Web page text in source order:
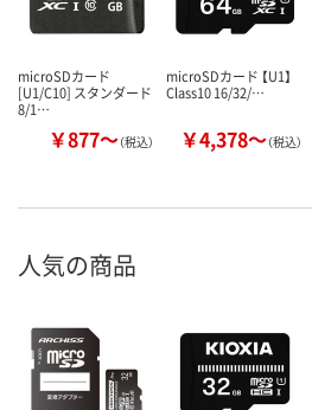
microSDカード
[U1/C10] スタンダード
8/1…
￥877～（税込）
microSDカード 【U1】
Class10 16/32/…
￥4,378～（税込）
人気の商品